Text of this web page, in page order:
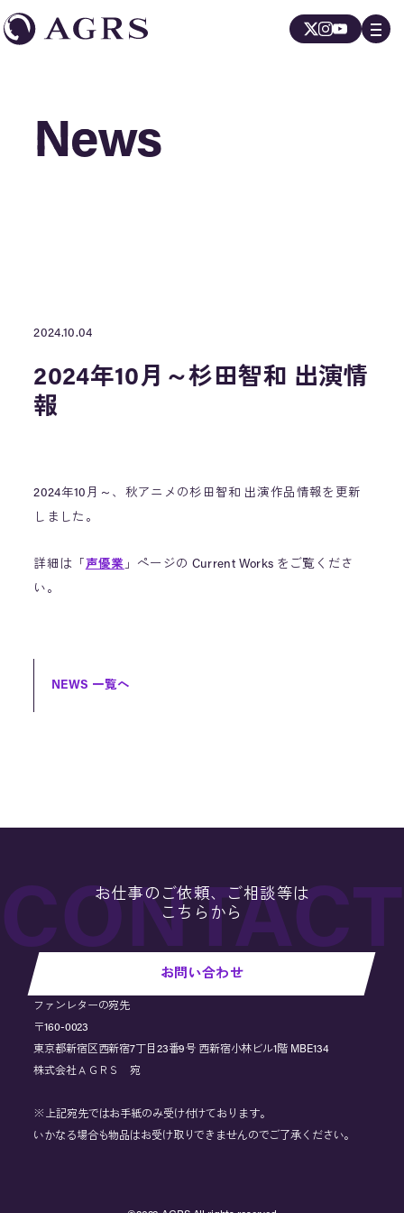
News
News
2024.10.04
2024年10月～杉田智和 出演情
報
2024年10月～、秋アニメの杉田智和 出演作品情報を更新
しました。
詳細は「 声優業 」ページの Current Works をご覧くださ
い。
NEWS 一覧へ
お仕事のご依頼、ご相談等は
こちらから
お問い合わせ
ファンレターの宛先
〒160-0023
東京都新宿区西新宿7丁目23番9号 西新宿小林ビル1階 MBE134
株式会社ＡＧＲＳ 宛
※上記宛先ではお手紙のみ受け付けております。
いかなる場合も物品はお受け取りできませんのでご了承ください。